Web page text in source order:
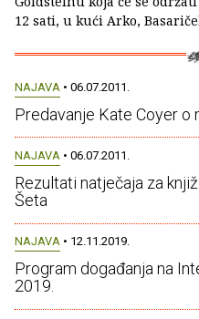
12 sati, u kući Arko,
NAJAVA • 06.07.2011.
Predavanje Kate Coyer o
NAJAVA • 06.07.2011.
Rezultati natječaja za
Šeta
NAJAVA • 12.11.2019.
Program događanja na
2019.